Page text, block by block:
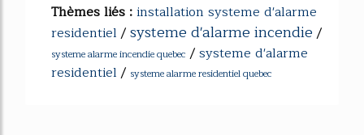
Thèmes liés :installation systeme d'alarme
residentiel/systeme d'alarme incendie/
systeme alarme incendie quebec /systeme d'alarme
residentiel/ systeme alarme residentiel quebec